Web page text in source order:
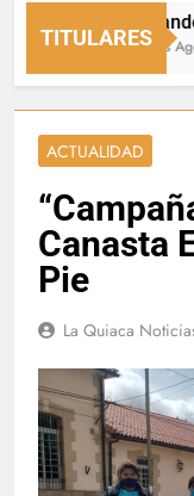
TITULARES
Fernando
2 Horas Ago
ACTUALIDAD
Canasta
Pie
La Quiaca